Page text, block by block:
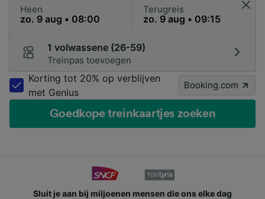
Heen Terugreis
1 volwassene (26-59)
Treinpas toevoegen
Korting tot 20% op verblijven
met Genius
Booking.com
Goedkope treinkaartjes zoeken
Sluit je aan bij miljoenen mensen die ons elke dag